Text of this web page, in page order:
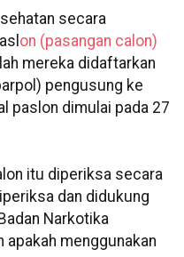
secara
on (pasangan calon)
mereka didaftarkan
pengusung ke
paslon dimulai pada 27
itu diperiksa secara
dan didukung
Narkotika
apakah menggunakan